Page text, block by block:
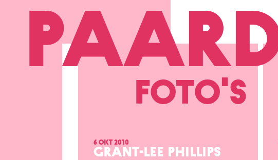
Foto's
6 okt 2010
GRANT-LEE PHILLIPS